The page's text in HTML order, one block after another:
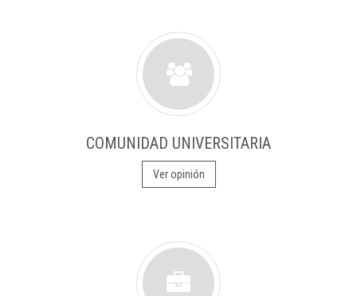
COMUNIDAD UNIVERSITARIA
Ver opinión